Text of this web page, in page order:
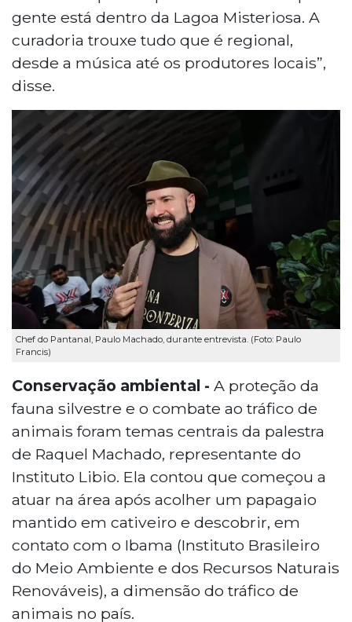
gente está dentro da Lagoa Misteriosa. A
curadoria trouxe tudo que é regional,
desde a música até os produtores locais”,
disse.
Chef do Pantanal, Paulo Machado, durante entrevista. (Foto: Paulo
Francis)
Conservação ambiental - A proteção da
fauna silvestre e o combate ao tráfico de
animais foram temas centrais da palestra
de Raquel Machado, representante do
Instituto Libio. Ela contou que começou a
atuar na área após acolher um papagaio
mantido em cativeiro e descobrir, em
contato com o Ibama (Instituto Brasileiro
do Meio Ambiente e dos Recursos Naturais
Renováveis), a dimensão do tráfico de
animais no país.